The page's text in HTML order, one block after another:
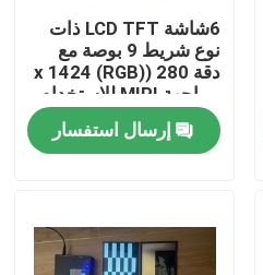
6شاشة LCD TFT ذات
نوع شريط 9 بوصة مع
دقة 280 ((RGB) x 1424
و واجهة MIPI للاستخدام
الصناعي
إرسال استفسار